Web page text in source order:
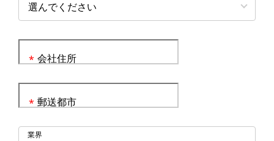
会社住所
*
郵送都市
*
業界